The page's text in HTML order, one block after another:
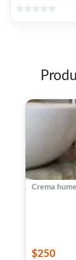
Crema
$250